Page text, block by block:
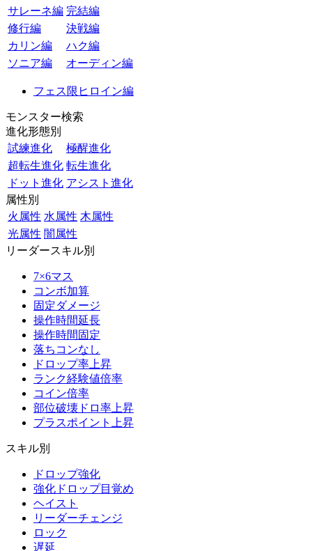
サレーネ編 完結編
修行編
決戦編
カリン編
ハク編
ソニア編
オーディン編
フェス限ヒロイン編
モンスター検索
進化形態別
試練進化
極醒進化
超転生進化 転生進化
ドット進化 アシスト進化
属性別
火属性 水属性 木属性
光属性 闇属性
リーダースキル別
7×6マス
コンボ加算
固定ダメージ
操作時間延長
操作時間固定
落ちコンなし
ドロップ率上昇
ランク経験値倍率
コイン倍率
部位破壊ドロ率上昇
プラスポイント上昇
スキル別
ドロップ強化
強化ドロップ目覚め
ヘイスト
リーダーチェンジ
ロック
遅延